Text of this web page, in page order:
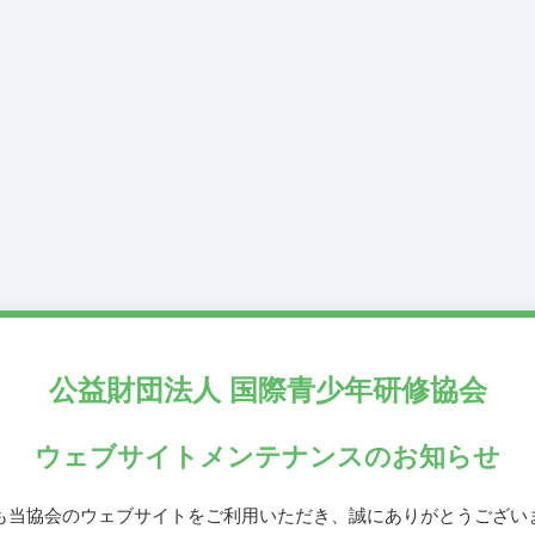
公益財団法人 国際青少年研修協会
ウェブサイトメンテナンスのお知らせ
当協会のウェブサイトをご利用いただき、誠にありがとうござい